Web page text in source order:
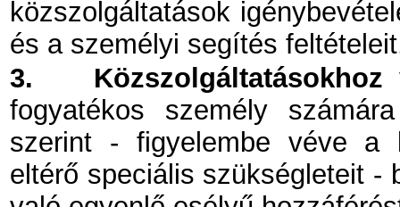
közszolgáltatások
és a személyi segítés
3.
fogyatékos személy
szerint - figyelembe véve a
eltérő speciális szükségleteit -